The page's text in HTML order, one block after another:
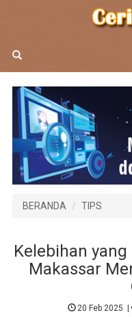
BERANDA TIPS
Kelebihan
Makassar
20 Feb 2025 |